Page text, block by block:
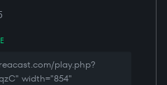
play.php?
width="854"